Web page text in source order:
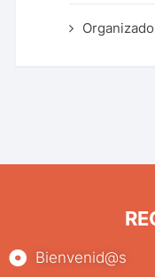
Bienvenid@s